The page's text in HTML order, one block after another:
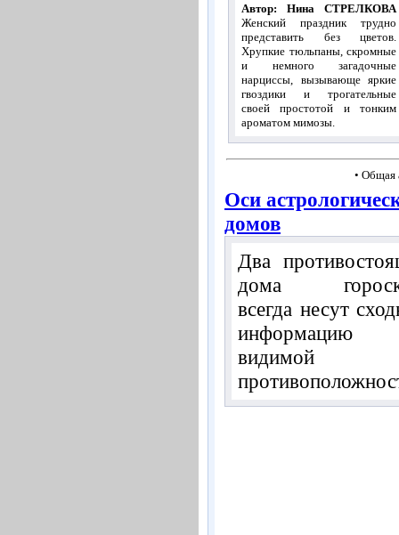
Автор: Нина СТРЕЛКОВА
Женский праздник трудно
представить без цветов.
Хрупкие тюльпаны, скромные
и немного загадочные
нарциссы, вызывающе яркие
гвоздики и трогательные
своей простотой и тонким
ароматом мимозы.
• Общая
Оси
домов
Два
дома
всегда несут
информацию
видимой